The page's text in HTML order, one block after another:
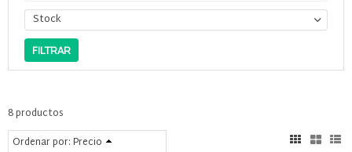
Stock
8 productos
Ordenar por:Precio